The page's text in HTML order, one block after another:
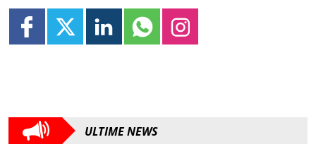
ULTIME NEWS